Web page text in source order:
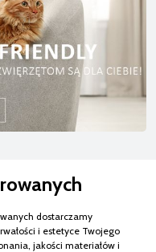
dostarczamy
i estetyce Twojego
jakości materiałów i